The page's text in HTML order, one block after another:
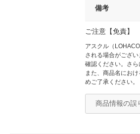
備考
ご注意【免責】
アスクル（
される場合がござ
確認ください。さら
また、商品名にお
めご了承ください。
商品情報の誤